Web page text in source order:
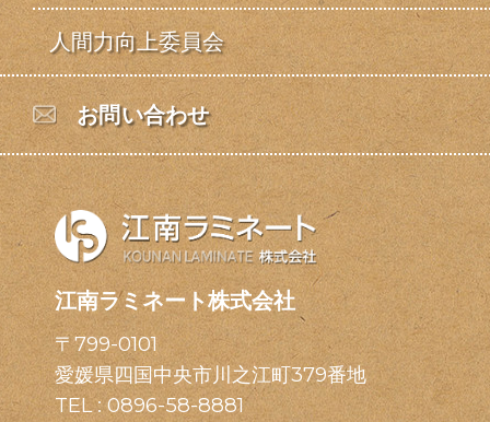
人間力向上委員会
お問い合わせ
江南ラミネート株式会社
〒799-0101
愛媛県四国中央市川之江町379番地
TEL :0896-58-8881